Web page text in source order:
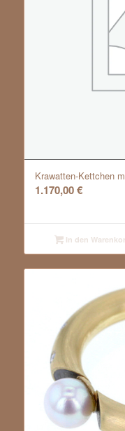
Krawatten-Kettchen
1.170,00€
In den